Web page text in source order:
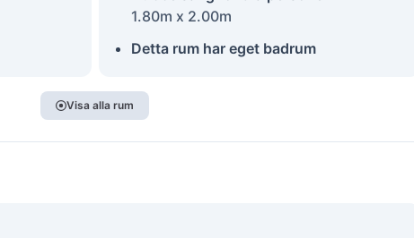
1.80m x 2.00m
Detta rum har eget badrum
Visa alla rum